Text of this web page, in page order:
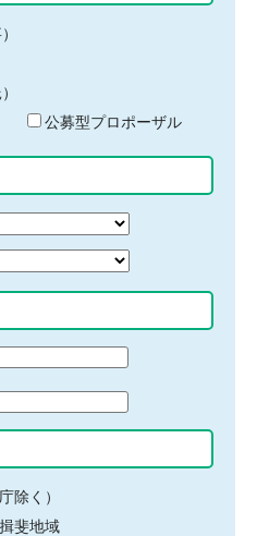
公募型プロポーザル
除く）
揖斐地域